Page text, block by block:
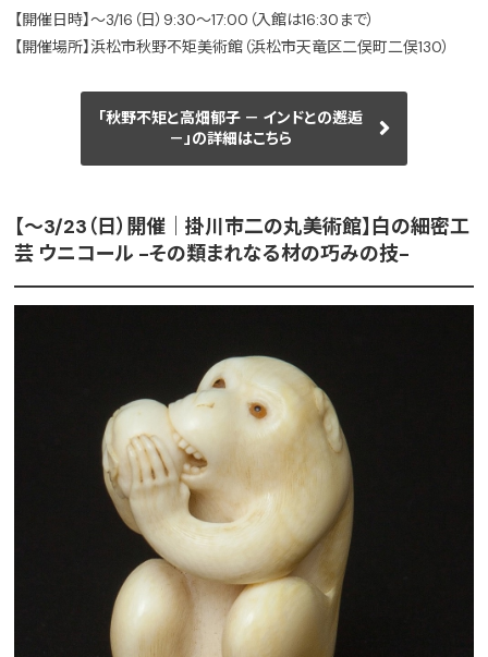
【開催日時】～3/16（日）9:30～17:00（入館は16:30まで）
【開催場所】浜松市秋野不矩美術館（浜松市天竜区二俣町二俣130）
「秋野不矩と高畑郁子 － インドとの邂逅
－」の詳細はこちら
【～3/23（日）開催｜掛川市二の丸美術館】白の細密工
芸 ウニコール -その類まれなる材の巧みの技-